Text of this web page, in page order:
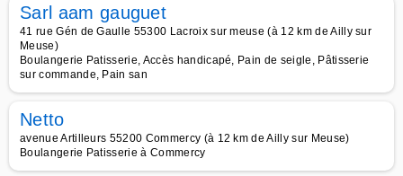
Sarl aam gauguet
41 rue Gén de Gaulle 55300 Lacroix sur meuse (à 12 km de Ailly sur
Meuse)
Boulangerie Patisserie, Accès handicapé, Pain de seigle, Pâtisserie
sur commande, Pain san
Netto
avenue Artilleurs 55200 Commercy (à 12 km de Ailly sur Meuse)
Boulangerie Patisserie à Commercy